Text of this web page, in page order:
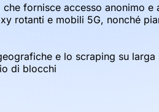
fornisce accesso anonimo e
rotanti e mobili 5G, nonché
e lo scraping su larga
di blocchi